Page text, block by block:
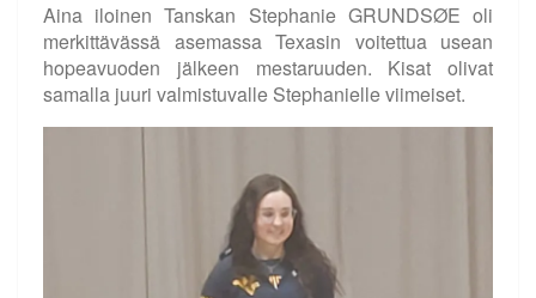
Aina iloinen Tanskan Stephanie GRUNDSØE oli
merkittävässä asemassa Texasin voitettua usean
hopeavuoden jälkeen mestaruuden. Kisat olivat
samalla juuri valmistuvalle Stephanielle viimeiset.